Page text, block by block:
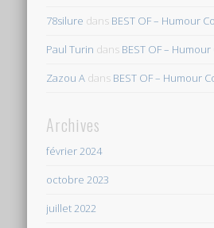
78silure dans BEST OF – Humour
Paul Turin dans BEST OF –
Zazou A dans BEST OF – Humour
Archives
février 2024
octobre 2023
juillet 2022